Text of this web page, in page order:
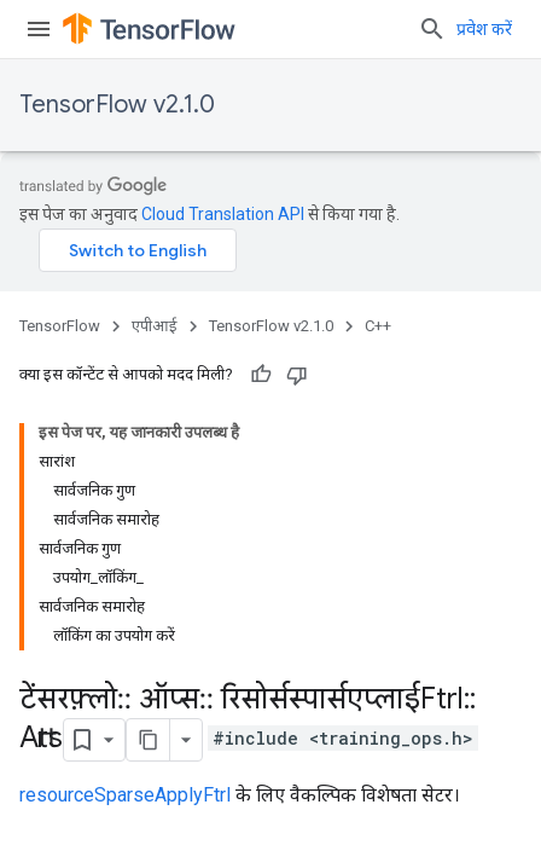
प्रवेश करें
TensorFlow v2.1.0
इस पेज का अनुवादCloud Translation API से किया गया है.
TensorFlow एपीआई TensorFlow v2.1.0 C++
क्या इस कॉन्टेंट से आपको मदद मिली?
इस पेज पर, यह जानकारी उपलब्ध है
सारांश
सार्वजनिक गुण
सार्वजनिक समारोह
सार्वजनिक गुण
उपयोग_लॉकिंग_
सार्वजनिक समारोह
लॉकिंग का उपयोग करें
टेंसरफ़्लो:: ऑप्स:: रिसोर्सस्पार्सएप्लाईFtrl::
Attrs
#include <training_ops.h>
resourceSparseApplyFtrl के लिए वैकल्पिक विशेषता सेटर।